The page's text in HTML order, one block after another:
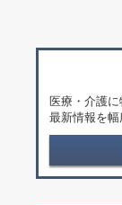
医療・介護に
最新情報を幅